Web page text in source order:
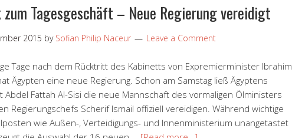
zum Tagesgeschäft – Neue Regierung vereidigt
2015 by Sofian Philip Naceur Leave a Comment
Tage nach dem Rücktritt des Kabinetts von Expremierminister Ibrahim
Ägypten eine neue Regierung. Schon am Samstag ließ Ägyptens
Abdel Fattah Al-Sisi die neue Mannschaft des vormaligen Ölministers
Regierungschefs Scherif Ismail offiziell vereidigen. Während wichtige
wie Außen-, Verteidigungs- und Innenministerium unangetastet